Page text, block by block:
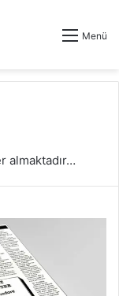
Menü
almaktadır…